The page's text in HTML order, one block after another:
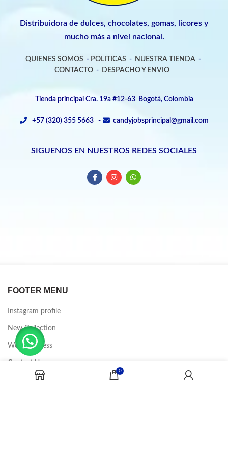
Distribuidora de dulces, chocolates, gomas, licores y
mucho más a nivel nacional.
QUIENES SOMOS - POLITICAS - NUESTRA TIENDA -
CONTACTO- DESPACHO Y ENVIO
Tienda principal Cra. 19a #12-63 Bogotá, Colombia
+57 (320) 355 5663 - candyjobsprincipal@gmail.com
SIGUENOS EN NUESTROS REDES SOCIALES
FOOTER MENU
Instagram profile
New Collection
Woman Dress
Contact Us
Latest News
0